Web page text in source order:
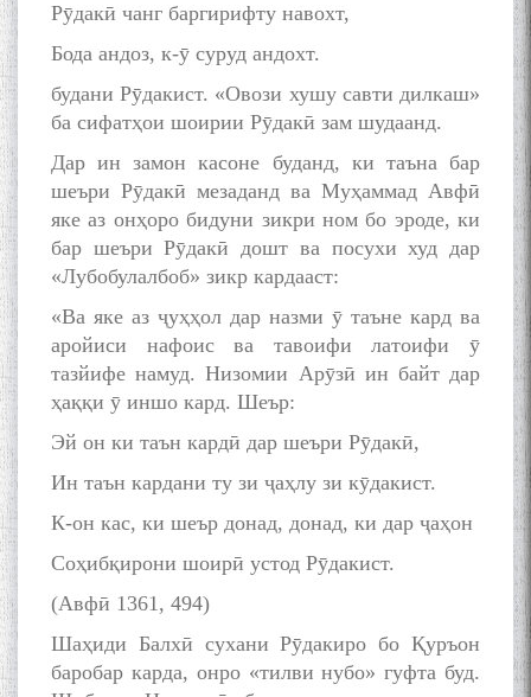
Рӯдакӣ чанг баргирифту навохт,
Бода андоз, к-ӯ суруд андохт.
будани Рӯдакист. «Овози хушу савти дилкаш»
ба сифатҳои шоирии Рӯдакӣ зам шудаанд.
Дар ин замон касоне буданд, ки таъна бар
шеъри Рӯдакӣ мезаданд ва Муҳаммад Авфӣ
яке аз онҳоро бидуни зикри ном бо эроде, ки
бар шеъри Рӯдакӣ дошт ва посухи худ дар
«Лубобулалбоб» зикр кардааст:
«Ва яке аз ҷуҳҳол дар назми ӯ таъне кард ва
аройиси нафоис ва тавоифи латоифи ӯ
тазйифе намуд. Низомии Арӯзӣ ин байт дар
ҳаққи ӯ иншо кард. Шеър:
Эй он ки таън кардӣ дар шеъри Рӯдакӣ,
Ин таън кардани ту зи ҷаҳлу зи кӯдакист.
К-он кас, ки шеър донад, донад, ки дар ҷаҳон
Соҳибқирони шоирӣ устод Рӯдакист.
(Авфӣ 1361, 494)
Шаҳиди Балхӣ сухани Рӯдакиро бо Қуръон
баробар карда, онро «тилви нубо» гуфта буд.